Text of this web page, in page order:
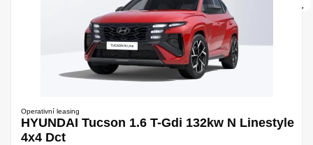
Operativní leasing
HYUNDAI Tucson 1.6 T-Gdi 132kw N Linestyle
4x4 Dct